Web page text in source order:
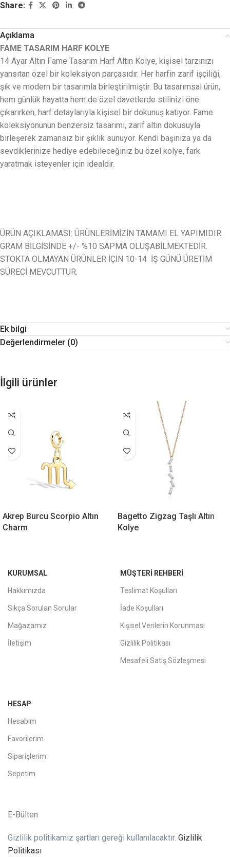
Share:
Açıklama
FAME TASARIM HARF KOLYE
14 Ayar Altın Fame Tasarım Harf Altın Kolye, kişisel tarzınızı
yansıtan özel bir koleksiyon parçasıdır. Her harfin zarif işçiliği,
şık ve modern bir tasarımla birleştirilmiştir. Bu tasarımsal ürün,
hem günlük hayatta hem de özel davetlerde stilinizi öne
çıkarırken, harf detaylarıyla kişisel bir dokunuş katıyor. Fame
koleksiyonunun benzersiz tasarımı, zarif altın dokusuyla
birleşerek zamansız bir şıklık sunuyor. Kendi başınıza ya da
sevdiklerinize hediye edebileceğiniz bu özel kolye, fark
yaratmak isteyenler için idealdir.
ÜRÜN AÇIKLAMASI: ÜRÜNLERİMİZİN TAMAMI EL YAPIMIDIR.
GRAM BİLGİSİNDE +/- %10 SAPMA OLUŞABİLMEKTEDİR.
STOKTA OLMAYAN ÜRÜNLER İÇİN 10-14 İŞ GÜNÜ ÜRETİM
SÜRECİ MEVCUTTUR.
Ek bilgi
Değerlendirmeler (0)
İlgili ürünler
Akrep Burcu Scorpio Altın
Charm
Bagetto Zigzag Taşlı Altın
Kolye
KURUMSAL
Hakkımızda
Sıkça Sorulan Sorular
Mağazamız
İletişim
MÜŞTERI REHBERI
Teslimat Koşulları
İade Koşulları
Kişisel Verilerin Korunması
Gizlilik Politikası
Mesafeli Satış Sözleşmesi
HESAP
Hesabım
Favorilerim
Siparişlerim
Sepetim
E-Bülten
Gizlilik politikamız şartları gereği kullanılacaktır. Gizlilik
Politikası